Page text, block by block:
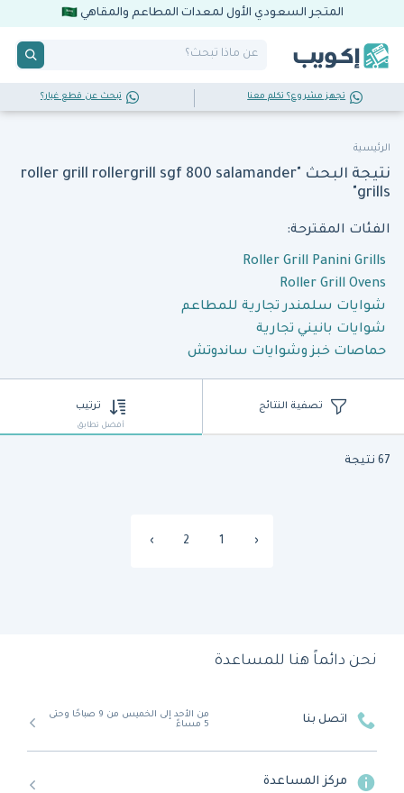
المتجر السعودي الأول لمعدات المطاعم والمقاهي
تجهز مشروع؟ تكلم معنا تبحث عن قطع غيار؟
الرئيسية
نتيجة البحث "roller grill rollergrill sgf 800 salamander
grills"
الفئات المقترحة:
Roller Grill Panini Grills
Roller Grill Ovens
شوايات سلمندر تجارية للمطاعم
شوايات بانيني تجارية
حماصات خبز وشوايات ساندوتش
تصفية النتائج ترتيب
أفضل تطابق
67 نتيجة
‹
1
2
›
نحن دائماً هنا للمساعدة
اتصل بنا
من الأحد إلى الخميس من 9 صباحًا وحتى
5 مساءً
مركز المساعدة